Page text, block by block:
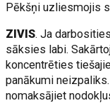
Pēkšņi uzliesmojis
ZIVIS. Ja
sāksies labi.
koncentrēties
panākumi
nomaksājiet